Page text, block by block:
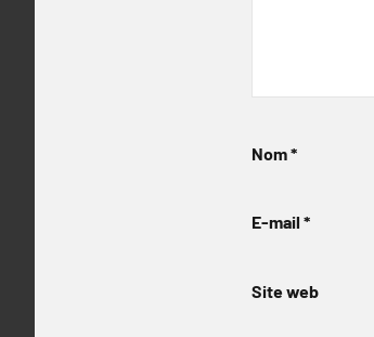
Nom*
E-mail *
Site web